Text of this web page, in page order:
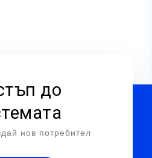
до
нов потребител